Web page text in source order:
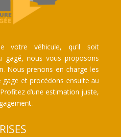
votre véhicule, qu’il soit
gagé, nous vous proposons
Nous prenons en charge les
et procédons ensuite au
d’une estimation juste,